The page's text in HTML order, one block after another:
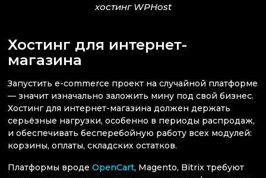
хостинг WPHost
Хостинг для интернет-
магазина
Запустить e-commerce проект на случайной платформе
— значит изначально заложить мину под свой бизнес.
Хостинг для интернет-магазина должен держать
серьёзные нагрузки, особенно в периоды распродаж,
и обеспечивать бесперебойную работу всех модулей:
корзины, оплаты, складских остатков.
Платформы вроде OpenCart, Magento, Bitrix требуют